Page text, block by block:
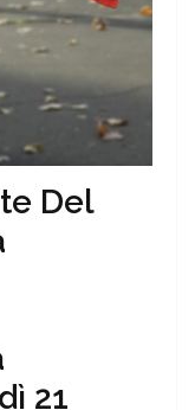
Del
21